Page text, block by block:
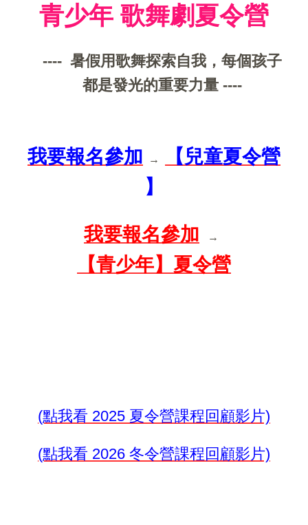
青少年 歌舞劇夏令營
---- 暑假用歌舞探索自我，每個孩子
都是發光的重要力量 ----
我要報名參加 →
【兒童夏令營
】
我要報名參加 →
【青少年】夏令營
(點我看 2025 夏令營課程回顧影片)
(點我看 2026 冬令營課程回顧影片)